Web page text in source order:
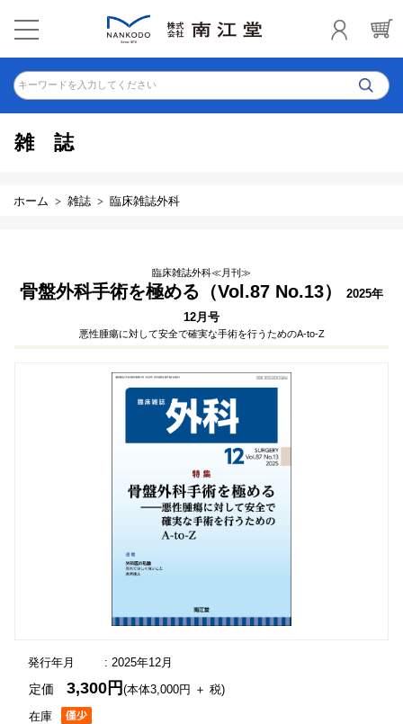
キーワードを入力してください
雑誌
ホーム 雑誌 臨床雑誌外科
臨床雑誌外科≪月刊≫
骨盤外科手術を極める（Vol.87 No.13）
2025年
12月号
悪性腫瘍に対して安全で確実な手術を行うためのA-to-Z
発行年月 : 2025年12月
在庫
定価3,300円(本体3,000円 ＋ 税)